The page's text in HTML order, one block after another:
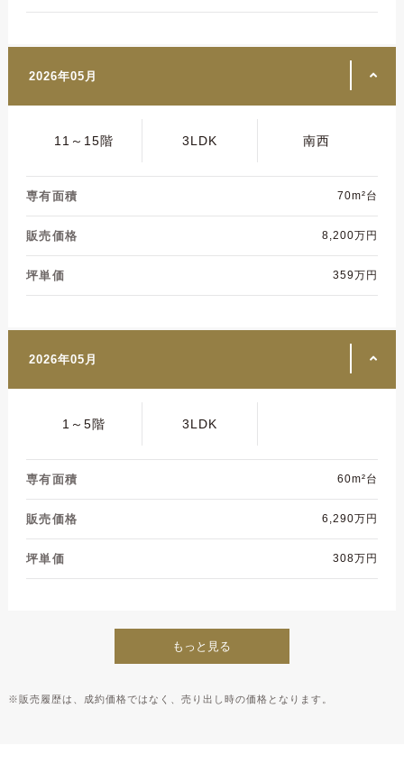
2026年05月
11～15階 3LDK 南西
専有面積 70m²台
販売価格 8,200万円
坪単価 359万円
2026年05月
1～5階 3LDK
専有面積 60m²台
販売価格 6,290万円
坪単価 308万円
もっと見る
※販売履歴は、成約価格ではなく、売り出し時の価格となります。